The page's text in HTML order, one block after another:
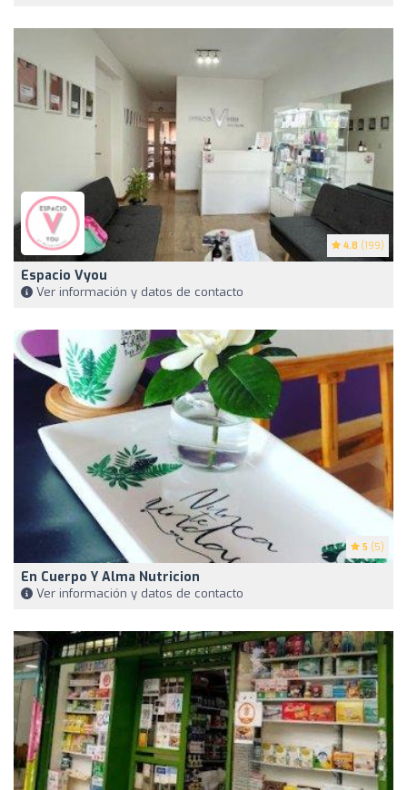
4.8 (199)
Espacio Vyou
Ver información y datos de contacto
5 (5)
En Cuerpo Y Alma Nutricion
Ver información y datos de contacto